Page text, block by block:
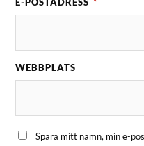
WEBBPLATS
Spara mitt namn, min e-